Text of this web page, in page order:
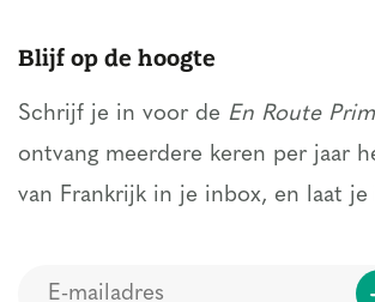
Blijf op de hoogte
Schrijf je in voor de En Route
ontvang meerdere keren per jaar
van Frankrijk in je inbox, en laat je